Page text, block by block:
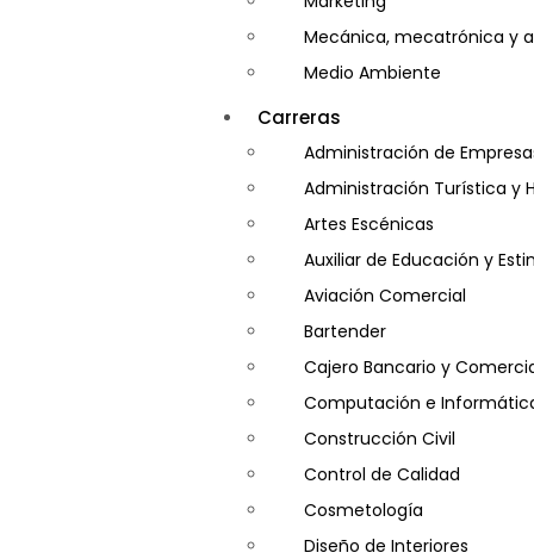
Mecánica, mecatrónica y
Medio Ambiente
Minería e Hidrocarburos
Salud y Psicología
Seguridad
Carreras
Administración de
Administración Turística y
Artes Escénicas
Auxiliar de Educación y
Aviación Comercial
Bartender
Cajero Bancario y
Computación e
Construcción Civil
Control de Calidad
Cosmetología
Diseño de Interiores